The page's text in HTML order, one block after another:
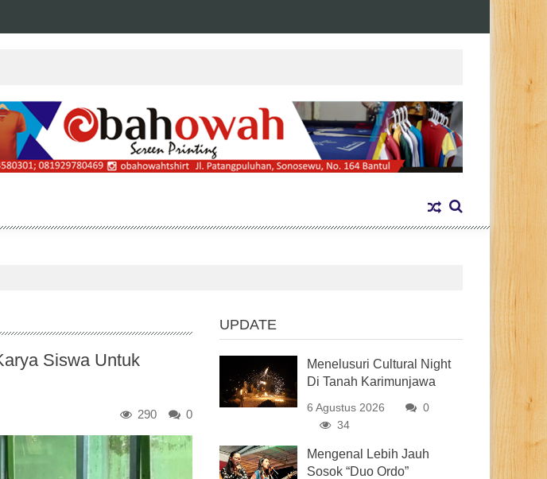
Siswa Untuk
0
290
UPDATE
Menelusuri Cultural Night
Di Tanah Karimunjawa
6 Agustus 2026
0
34
Mengenal Lebih Jauh
Sosok “Duo Ordo”